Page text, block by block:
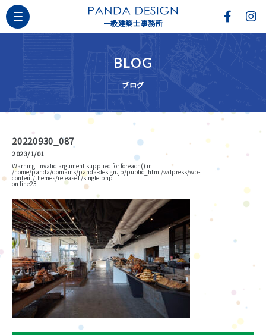
一級建築士事務所
BLOG
ブログ
20220930_087
2023/1/01
Warning: Invalid argument supplied for foreach() in
/home/panda/domains/panda-design.jp/public_html/wdpress/wp-
content/themes/release1/single.php
on line23